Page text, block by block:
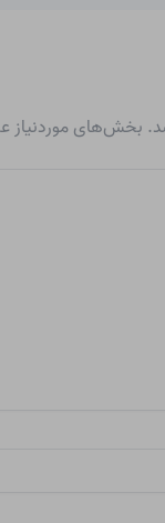
بخش‌های موردنیاز